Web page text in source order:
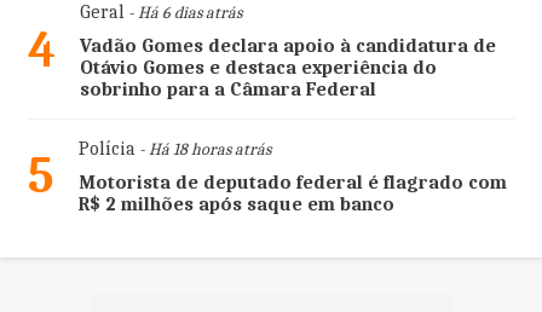
4
Geral- Há 6 dias atrás
Vadão Gomes declara apoio à candidatura de
Otávio Gomes e destaca experiência do
sobrinho para a Câmara Federal
5 Polícia- Há 18 horas atrás
Motorista de deputado federal é flagrado com
R$ 2 milhões após saque em banco